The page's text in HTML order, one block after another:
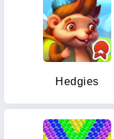
Hedgies